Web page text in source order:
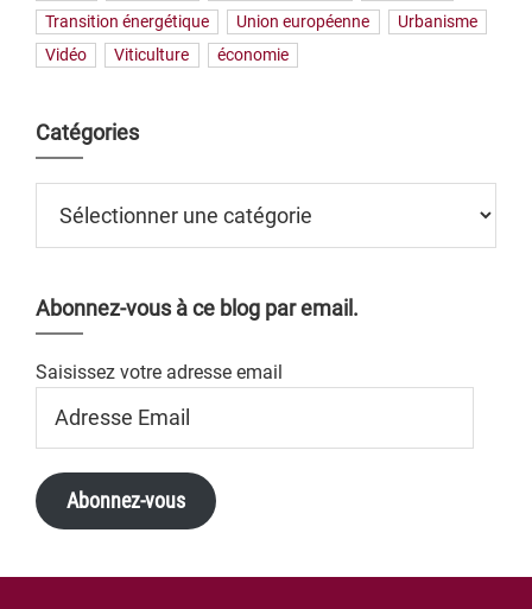
Transition énergétique
Union européenne
Urbanisme
Vidéo
Viticulture économie
Catégories
Abonnez-vous à ce blog par email.
Saisissez votre adresse email
Email
Abonnez-vous